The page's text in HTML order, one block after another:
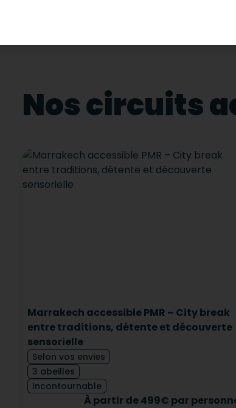
Nos circuits
Marrakech accessible PMR – City break
entre traditions, détente et découverte
sensorielle
Selon vos envies
3 abeilles
Incontournable
À partir de 499€ par